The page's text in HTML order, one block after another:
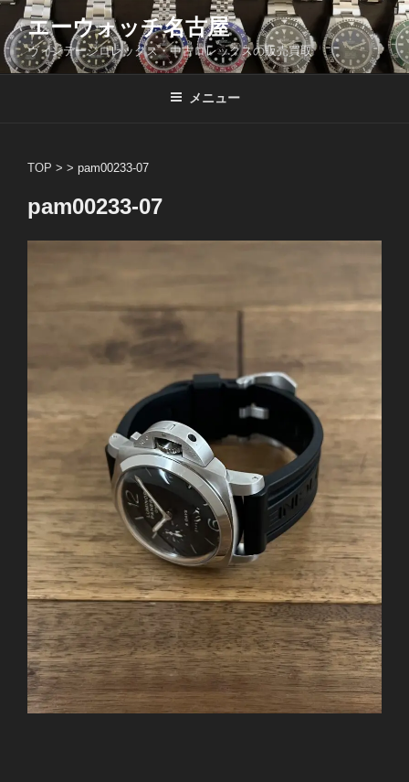
コ
ン
テ
ン
エーウォッチ名古屋
ヴィンテージロレックス・中古ロレックスの販売買取
メニュー
TOP > > pam00233-07
pam00233-07